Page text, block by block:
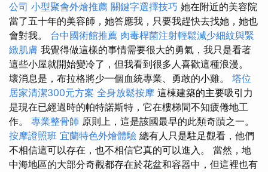
公司 小型聚會外燴推薦 關鍵字選擇技巧 她在附近的美容院
當了五十年的美容師，她答應我，只要我趕快去找她，她也
會對我。 台中國術館推薦 肉毒桿菌注射輕鬆減少細紋與緊
緻肌膚 我覺得做這樣的事情需要很大的勇氣，我只是看著
這些小屋就開始變冷了，但我看到很多人喜歡這種浪漫。
壞消息是，布拉格將少一個血統專業、勇敢的小雞。 塔位
居家清潔300元方案 全身放鬆按摩 這棟建築的主要吸引力
是現在已經過時的帕特諾斯特，它在樓梯間不知疲倦地工
作。 專業整骨師 原則上，這是該國最早的此類奇蹟之一。
按摩證照班 宜蘭特色外燴體驗 總有人只是駐足觀看，他們
不相信這可以存在，也不相信它真的可以進入。 當然，地
中海地區的大部分奇觀都存在於花盆和容器中，但這裡也有